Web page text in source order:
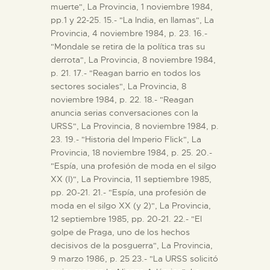
muerte", La Provincia, 1 noviembre 1984,
pp.1 y 22-25. 15.- "La India, en llamas", La
Provincia, 4 noviembre 1984, p. 23. 16.-
"Mondale se retira de la política tras su
derrota", La Provincia, 8 noviembre 1984,
p. 21. 17.- "Reagan barrio en todos los
sectores sociales", La Provincia, 8
noviembre 1984, p. 22. 18.- "Reagan
anuncia serias conversaciones con la
URSS", La Provincia, 8 noviembre 1984, p.
23. 19.- "Historia del Imperio Flick", La
Provincia, 18 noviembre 1984, p. 25. 20.-
"Espía, una profesión de moda en el silgo
XX (I)", La Provincia, 11 septiembre 1985,
pp. 20-21. 21.- "Espía, una profesión de
moda en el silgo XX (y 2)", La Provincia,
12 septiembre 1985, pp. 20-21. 22.- "El
golpe de Praga, uno de los hechos
decisivos de la posguerra", La Provincia,
9 marzo 1986, p. 25 23.- "La URSS solicitó